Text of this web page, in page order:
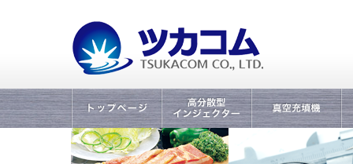
トップページ
高分散型インジェ
クター
真空充填機/span>